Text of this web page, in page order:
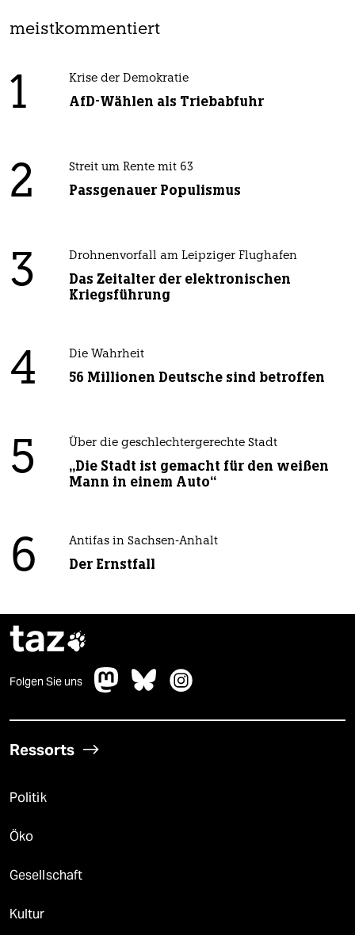
meistkommentiert
1 Krise der Demokratie
AfD-Wählen als Triebabfuhr
2 Streit um Rente mit 63
Passgenauer Populismus
3 Drohnenvorfall am Leipziger Flughafen
Das Zeitalter der elektronischen
Kriegsführung
4 Die Wahrheit
56 Millionen Deutsche sind betroffen
5 Über die geschlechtergerechte Stadt
„Die Stadt ist gemacht für den weißen
Mann in einem Auto“
6 Antifas in Sachsen-Anhalt
Der Ernstfall
taz
Folgen Sie uns
Ressorts
Politik
Öko
Gesellschaft
Kultur